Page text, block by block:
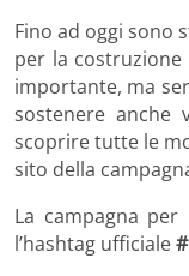
Fino ad oggi sono
per la
importante, ma
sostenere
scoprire tutte le
sito della
La campagna
l’hashtag ufficiale